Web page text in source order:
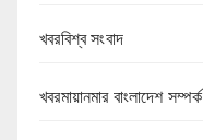
খবরবিশ্ব সংবাদ
খবরমায়ানমার বাংলাদেশ সম্পর্ক